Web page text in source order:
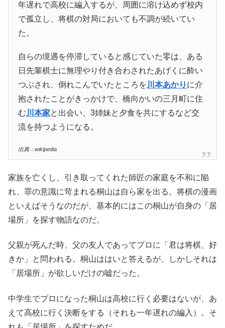
年遅れで高校に編入するが、周囲に溶け込めず校内
で孤立し、将棋の対局においても不調が続いてい
た。
自らの境遇を停滞していると感じていた零は、ある
日先輩棋士に無理やり付き合わされたあげくに酔い
つぶされ、倒れこんでいたところを 川本あかり に介
抱されたことがきっかけで、橋向かいの三月町に住
む 川本家と出会い、3姉妹と夕食を共にするなど交
流を持つようになる。
出典：wikipedia
家族を亡くし、引き取ってくれた師匠の家庭を不和に陥
れ、罪の意識に苛まれる桐山は自ら家を出る。将棋の漫画
といえばそうなのだが、基本的にはこの桐山が自身の「居
場所」を探す物語なのだ。
父親が死んだ時、父の友人であってプロに「君は将棋、好
きか」と問われる。桐山ははいと答えるが、しかしそれは
「居場所」が欲しいだけの嘘だった。
中学生でプロになった桐山は高校に行く必要はないが、あ
えて高校に行く決断をする（それも一年遅れの編入）。そ